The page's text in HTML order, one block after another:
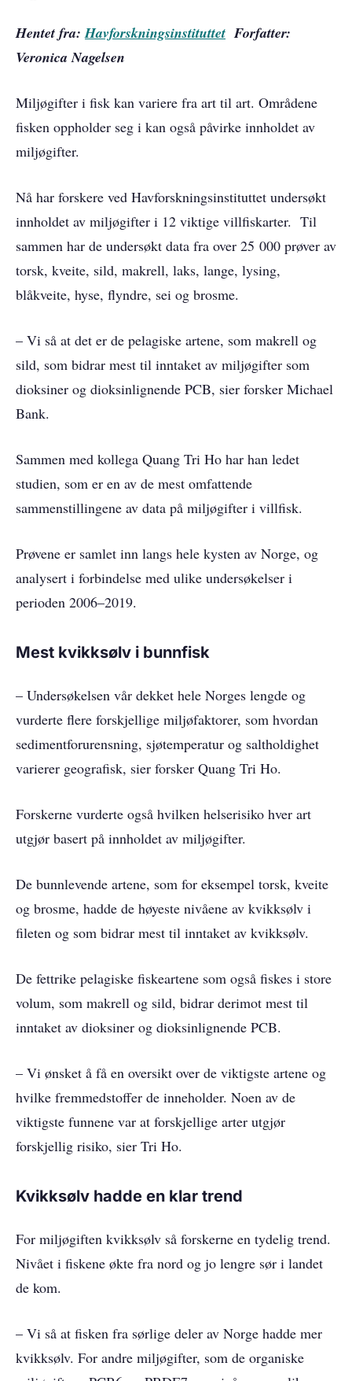
Hentet fra:Havforskningsinstituttet Forfatter:
Veronica Nagelsen
Miljøgifter i fisk kan variere fra art til art. Områdene
fisken oppholder seg i kan også påvirke innholdet av
miljøgifter.
Nå har forskere ved Havforskningsinstituttet undersøkt
innholdet av miljøgifter i 12 viktige villfiskarter. Til
sammen har de undersøkt data fra over 25 000 prøver av
torsk, kveite, sild, makrell, laks, lange, lysing,
blåkveite, hyse, flyndre, sei og brosme.
– Vi så at det er de pelagiske artene, som makrell og
sild, som bidrar mest til inntaket av miljøgifter som
dioksiner og dioksinlignende PCB, sier forsker Michael
Bank.
Sammen med kollega Quang Tri Ho har han ledet
studien, som er en av de mest omfattende
sammenstillingene av data på miljøgifter i villfisk.
Prøvene er samlet inn langs hele kysten av Norge, og
analysert i forbindelse med ulike undersøkelser i
perioden 2006–2019.
Mest kvikksølv i bunnfisk
– Undersøkelsen vår dekket hele Norges lengde og
vurderte flere forskjellige miljøfaktorer, som hvordan
sedimentforurensning, sjøtemperatur og saltholdighet
varierer geografisk, sier forsker Quang Tri Ho.
Forskerne vurderte også hvilken helserisiko hver art
utgjør basert på innholdet av miljøgifter.
De bunnlevende artene, som for eksempel torsk, kveite
og brosme, hadde de høyeste nivåene av kvikksølv i
fileten og som bidrar mest til inntaket av kvikksølv.
De fettrike pelagiske fiskeartene som også fiskes i store
volum, som makrell og sild, bidrar derimot mest til
inntaket av dioksiner og dioksinlignende PCB.
– Vi ønsket å få en oversikt over de viktigste artene og
hvilke fremmedstoffer de inneholder. Noen av de
viktigste funnene var at forskjellige arter utgjør
forskjellig risiko, sier Tri Ho.
Kvikksølv hadde en klar trend
For miljøgiften kvikksølv så forskerne en tydelig trend.
Nivået i fiskene økte fra nord og jo lengre sør i landet
de kom.
– Vi så at fisken fra sørlige deler av Norge hadde mer
kvikksølv. For andre miljøgifter, som de organiske